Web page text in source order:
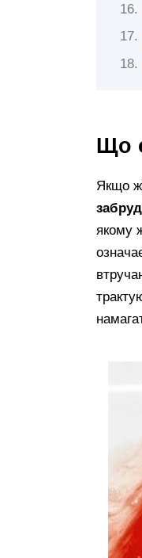
Що
Якщо
якому